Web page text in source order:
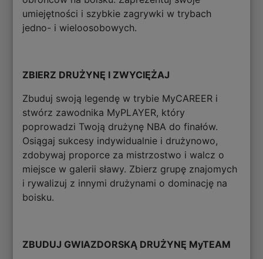
umiejętności i szybkie zagrywki w trybach
jedno- i wieloosobowych.
ZBIERZ DRUŻYNĘ I ZWYCIĘŻAJ
Zbuduj swoją legendę w trybie MyCAREER i
stwórz zawodnika MyPLAYER, który
poprowadzi Twoją drużynę NBA do finałów.
Osiągaj sukcesy indywidualnie i drużynowo,
zdobywaj proporce za mistrzostwo i walcz o
miejsce w galerii sławy. Zbierz grupę znajomych
i rywalizuj z innymi drużynami o dominację na
boisku.
ZBUDUJ GWIAZDORSKĄ DRUŻYNĘ MyTEAM